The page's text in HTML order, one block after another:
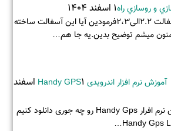
و روسازي راه1 اسفند 1404
باسلام وزن مخصوص آسفالت 2.2الی2،3فرمودین آیا این آسفالت ساخته
میشم توضیح بدین.یه جا هم…
آموزش نرم افزار اندرویدی Handy GPS
1 اسفند
باسلام وخسته نباشید این نرم افرار Handy Gps رو چه جوری دانلود کنیم